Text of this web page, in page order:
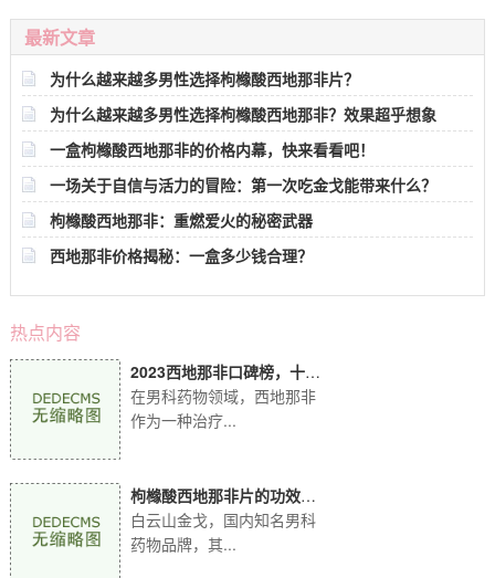
几多
最新文章
为什么越来越多男性选择枸橼酸西地那非片？
为什么越来越多男性选择枸橼酸西地那非？效果超乎想象
一盒枸橼酸西地那非的价格内幕，快来看看吧！
一场关于自信与活力的冒险：第一次吃金戈能带来什么？
枸橼酸西地那非：重燃爱火的秘密武器
西地那非价格揭秘：一盒多少钱合理？
热点内容
2023西地那非口碑榜，十大
品牌实力比拼！
在男科药物领域，西地那非
作为一种治疗...
枸橼酸西地那非片的功效：
全方位解读白云山金
白云山金戈，国内知名男科
药物品牌，其...